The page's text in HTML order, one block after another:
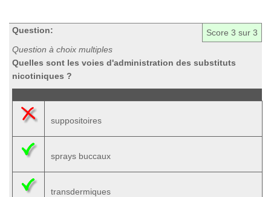
Score 3 sur 3
Question:
Question à choix multiples
Quelles sont les voies d'administration des substituts
nicotiniques ?
suppositoires
sprays buccaux
transdermiques